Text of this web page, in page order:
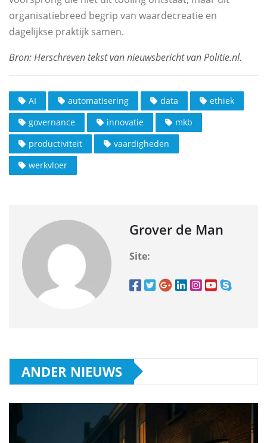
organisatiebreed begrip van waardecreatie en
dagelijkse praktijk samen.
AI automatisering data
ethiek
governance
innovatie
mkb
productiviteit
vaardigheden
werkvloer
Grover de Man
Site:
ANDER NIEUWS